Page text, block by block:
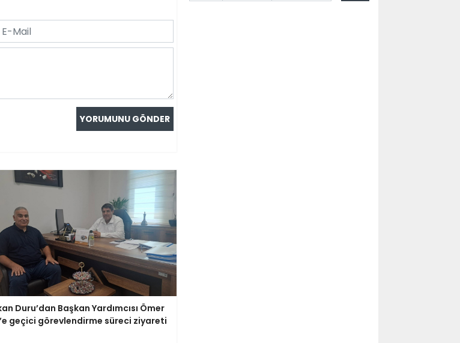
Duru’dan Başkan Yardımcısı Ömer
geçici görevlendirme süreci ziyareti